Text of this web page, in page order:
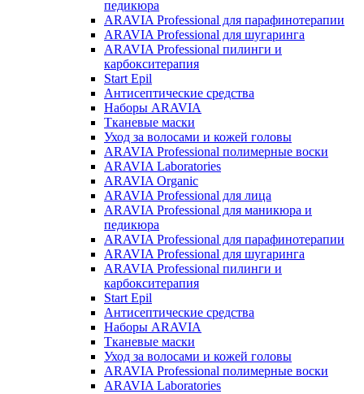
педикюра
ARAVIA Professional для парафинотерапии
ARAVIA Professional для шугаринга
ARAVIA Professional пилинги и
карбокситерапия
Start Epil
Антисептические средства
Наборы ARAVIA
Тканевые маски
Уход за волосами и кожей головы
ARAVIA Professional полимерные воски
ARAVIA Laboratories
ARAVIA Organic
ARAVIA Professional для лица
ARAVIA Professional для маникюра и
педикюра
ARAVIA Professional для парафинотерапии
ARAVIA Professional для шугаринга
ARAVIA Professional пилинги и
карбокситерапия
Start Epil
Антисептические средства
Наборы ARAVIA
Тканевые маски
Уход за волосами и кожей головы
ARAVIA Professional полимерные воски
ARAVIA Laboratories